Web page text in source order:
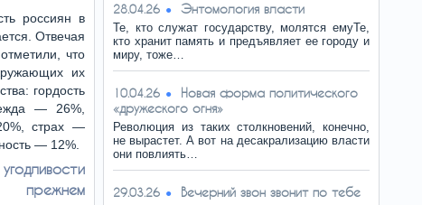
россиян в
Отвечая
что
их
гордость
— 26%,
страх —
— 12%.
28.04.26 Энтомология власти
Те, кто служат государству, молятся емуТе,
кто хранит память и предъявляет ее городу и
миру, тоже…
10.04.26
Новая форма политического
«дружеского огня»
Революция из таких столкновений, конечно,
не вырастет. А вот на десакрализацию власти
они повлиять…
29.03.26 Вечерний звон звонит по тебе